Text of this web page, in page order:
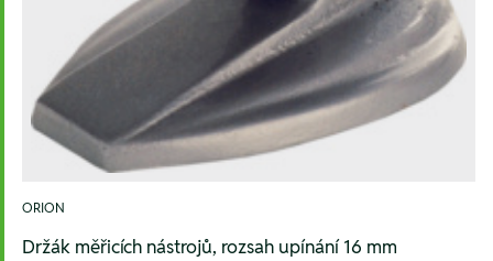
ORION
Držák měřicích nástrojů, rozsah upínání 16 mm